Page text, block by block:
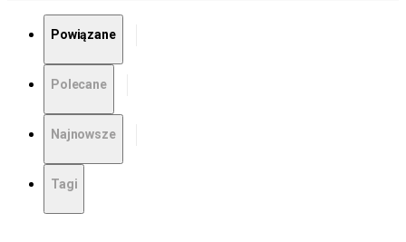
Powiązane
Polecane
Najnowsze
Tagi